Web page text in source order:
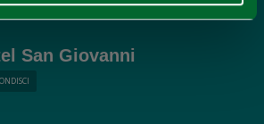
San Giovanni